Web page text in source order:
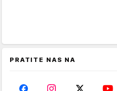
PRATITE NAS NA